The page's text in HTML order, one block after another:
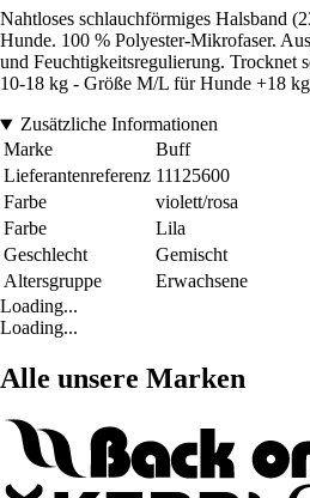
Nahtloses schlauchförmiges Halsband
Hunde. 100 % Polyester-Mikrofaser.
und Feuchtigkeitsregulierung. Trocknet
10-18 kg - Größe M/L für Hunde +18
Zusätzliche Informationen
Marke
Buff
Lieferantenreferenz 11125600
Farbe
violett/rosa
Farbe
Lila
Geschlecht
Gemischt
Altersgruppe
Erwachsene
Loading...
Loading...
Alle unsere Marken